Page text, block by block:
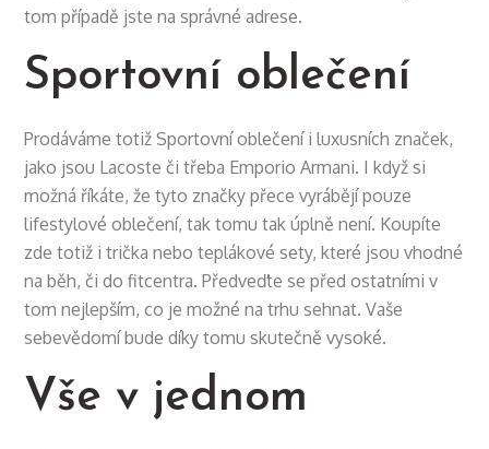
tom případě jste na správné adrese.
Sportovní oblečení
Prodáváme totižSportovní oblečeníi luxusních značek,
jako jsou Lacoste či třeba Emporio Armani. I když si
možná říkáte, že tyto značky přece vyrábějí pouze
lifestylové oblečení, tak tomu tak úplně není. Koupíte
zde totiž i trička nebo teplákové sety, které jsou vhodné
na běh, či do fitcentra. Předveďte se před ostatními v
tom nejlepším, co je možné na trhu sehnat. Vaše
sebevědomí bude díky tomu skutečně vysoké.
Vše v jednom